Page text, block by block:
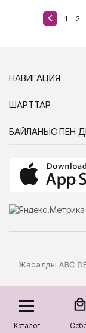
Каталог
1 2
НАВИГАЦИЯ
ШАРТТАР
БАЙЛАНЫС ПЕН
Жасалды